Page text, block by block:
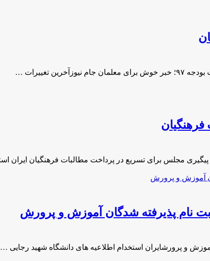
پیگیری مجلس برای تسریع در پرداخت مطالبات فرهنگیان ایران
نام پذیرفته شدگان آموزش و پرورش
و پرورشایران استخدام اطلاعیه های دانشگاه شهید رجایی …